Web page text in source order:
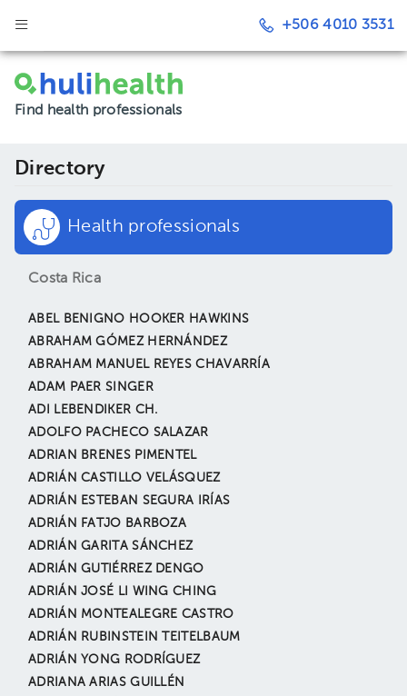
+506 4010 3531
Find health professionals
Directory
Health professionals
Costa Rica
ABEL BENIGNO HOOKER HAWKINS
ABRAHAM GÓMEZ HERNÁNDEZ
ABRAHAM MANUEL REYES CHAVARRÍA
ADAM PAER SINGER
ADI LEBENDIKER CH.
ADOLFO PACHECO SALAZAR
ADRIAN BRENES PIMENTEL
ADRIÁN CASTILLO VELÁSQUEZ
ADRIÁN ESTEBAN SEGURA IRÍAS
ADRIÁN FATJO BARBOZA
ADRIÁN GARITA SÁNCHEZ
ADRIÁN GUTIÉRREZ DENGO
ADRIÁN JOSÉ LI WING CHING
ADRIÁN MONTEALEGRE CASTRO
ADRIÁN RUBINSTEIN TEITELBAUM
ADRIÁN YONG RODRÍGUEZ
ADRIANA ARIAS GUILLÉN